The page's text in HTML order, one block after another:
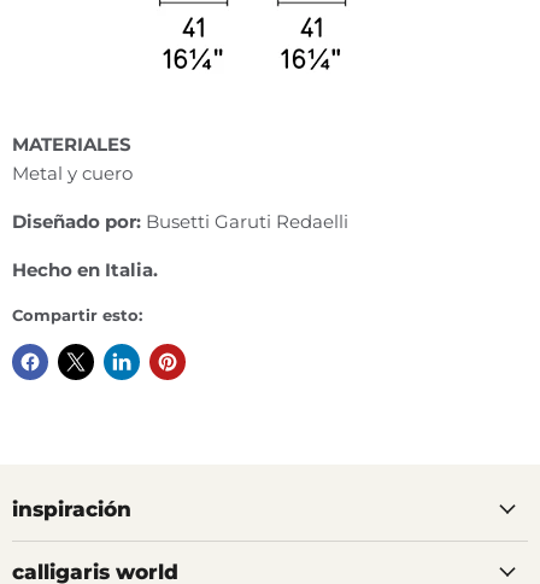
MATERIALES
Metal y cuero
Diseñado por: Busetti Garuti Redaelli
Hecho en Italia.
Compartir esto:
inspiración
calligaris world